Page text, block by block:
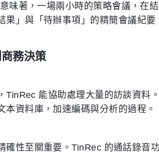
意味著，一場兩小時的策略會議，在
」與「待辦事項」的精簡會議紀要
務決策
TinRec 能協助處理大量的訪談資料
資料庫，加速編碼與分析的過程。
確性至關重要。TinRec 的通話錄音